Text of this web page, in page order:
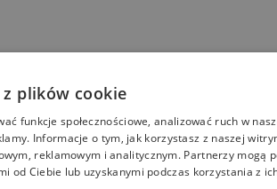
przestrzeniach. Wyrazista geometria, lekkie
wyróżnia się trwałością, odpornością na
w których design odgrywa równie
plików cookie
funkcje społecznościowe, analizować ruch w
Informacje o tym, jak korzystasz z naszej
reklamowym i analitycznym. Partnerzy mogą
od Ciebie lub uzyskanymi podczas korzystania z